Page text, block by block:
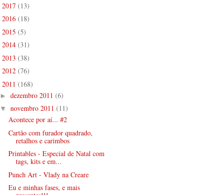
2017 (13)
2016 (18)
2015 (5)
2014 (31)
2013 (38)
2012 (76)
2011 (168)
► dezembro 2011 (6)
▼ novembro 2011 (11)
Acontece por aí... #2
Cartão com furador quadrado,
retalhos e carimbos
Printables - Especial de Natal com
tags, kits e em...
Punch Art - Vlady na Creare
Eu e minhas fases, e mais